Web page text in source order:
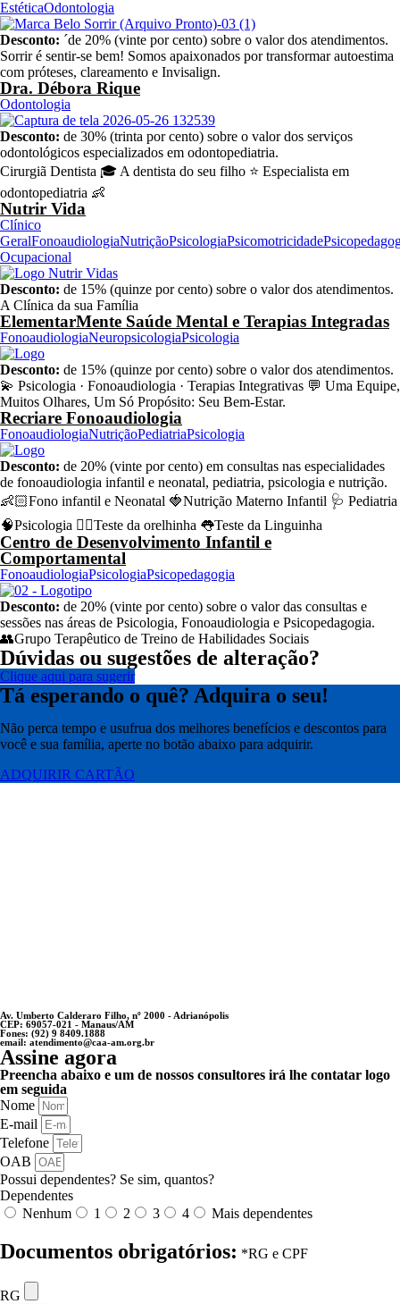
EstéticaOdontologia
Desconto: ´de 20% (vinte por cento) sobre o valor dos atendimentos.
Sorrir é sentir-se bem! Somos apaixonados por transformar autoestima
com próteses, clareamento e Invisalign.
Dra. Débora Rique
Odontologia
Desconto: de 30% (trinta por cento) sobre o valor dos serviços
odontológicos especializados em odontopediatria.
Cirurgiã Dentista 🎓 A dentista do seu filho ⭐ Especialista em
odontopediatria 👶
Nutrir Vida
Clínico
GeralFonoaudiologiaNutriçãoPsicologiaPsicomotricidade
Ocupacional
Desconto: de 15% (quinze por cento) sobre o valor dos atendimentos.
A Clínica da sua Família
ElementarMente Saúde Mental e Terapias Integradas
FonoaudiologiaNeuropsicologiaPsicologia
Desconto: de 15% (quinze por cento) sobre o valor dos atendimentos.
💫 Psicologia · Fonoaudiologia · Terapias Integrativas 💬 Uma Equipe,
Muitos Olhares, Um Só Propósito: Seu Bem-Estar.
Recriare Fonoaudiologia
FonoaudiologiaNutriçãoPediatriaPsicologia
Desconto: de 20% (vinte por cento) em consultas nas especialidades
de fonoaudiologia infantil e neonatal, pediatria, psicologia e nutrição.
👶🏻Fono infantil e Neonatal 🍓Nutrição Materno Infantil 🩺 Pediatria
🧠Psicologia 👂🏼Teste da orelhinha 👅Teste da Linguinha
Centro de Desenvolvimento Infantil e
Comportamental
FonoaudiologiaPsicologiaPsicopedagogia
Desconto: de 20% (vinte por cento) sobre o valor das consultas e
sessões nas áreas de Psicologia, Fonoaudiologia e Psicopedagogia.
👥Grupo Terapêutico de Treino de Habilidades Sociais
Dúvidas ou sugestões de alteração?
Clique aqui para sugerir
Tá esperando o quê? Adquira o seu!
Não perca tempo e usufrua dos melhores benefícios e descontos para
você e sua família, aperte no botão abaixo para adquirir.
ADQUIRIR CARTÃO
Av. Umberto Calderaro Filho, nº 2000 - Adrianópolis
CEP: 69057-021 - Manaus/AM
Fones: (92) 9 8409.1888
email: atendimento@caa-am.org.br
Assine agora
Preencha abaixo e um de nossos consultores irá lhe contatar logo
em seguida
Nome
E-mail
Telefone
OAB
Possui dependentes? Se sim, quantos?
Dependentes
Nenhum
1 2 3 4 Mais dependentes
Documentos obrigatórios: *RG e CPF
RG